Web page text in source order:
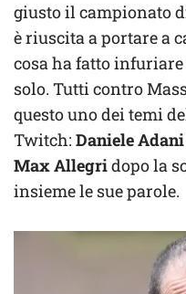
giusto il campionato
è riuscita a portare a
cosa ha fatto
solo. Tutti contro
questo uno dei temi
Twitch: Daniele Adani
Max Allegridopo la
insieme le sue parole.